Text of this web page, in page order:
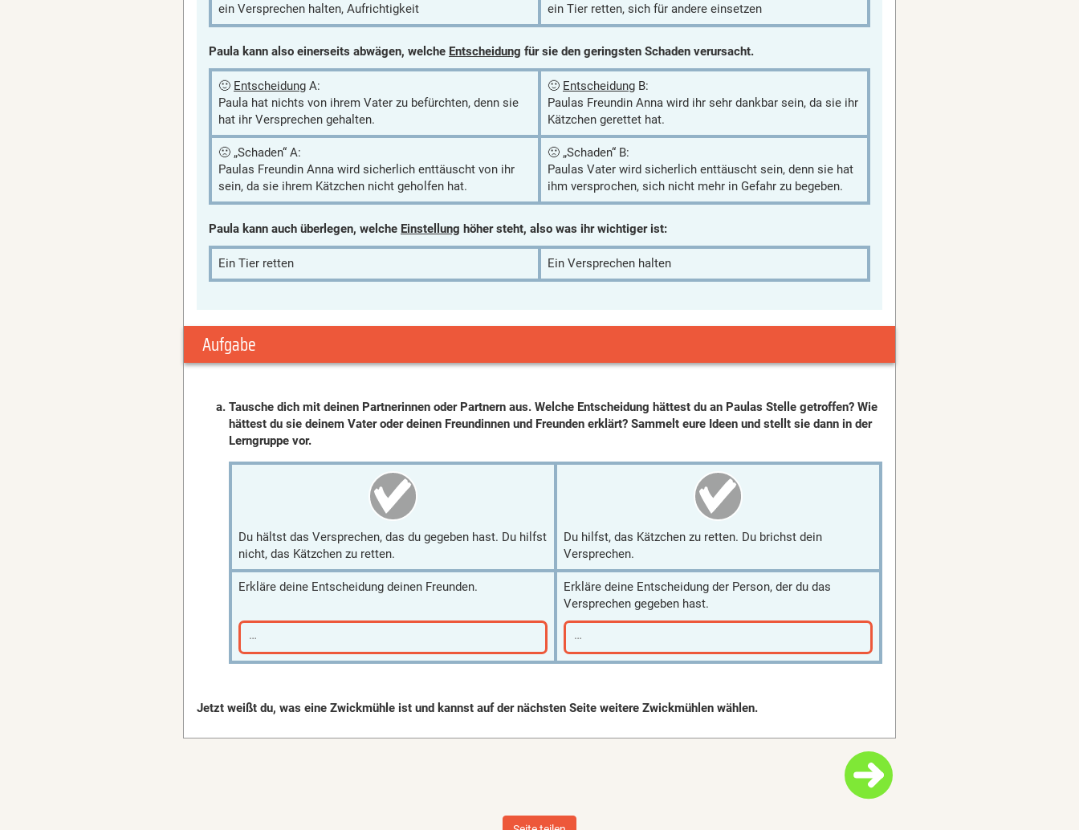
ein Versprechen halten, Aufrichtigkeit
ein Tier retten, sich für andere einsetzen
Paula kann also einerseits abwägen, welche Entscheidung für sie den geringsten Schaden verursacht.
🙂 Entscheidung A:
Paula hat nichts von ihrem Vater zu befürchten, denn sie
hat ihr Versprechen gehalten.
🙂 Entscheidung B:
Paulas Freundin Anna wird ihr sehr dankbar sein, da sie ihr
Kätzchen gerettet hat.
🙁 „Schaden“ A:
Paulas Freundin Anna wird sicherlich enttäuscht von ihr
sein, da sie ihrem Kätzchen nicht geholfen hat.
🙁 „Schaden“ B:
Paulas Vater wird sicherlich enttäuscht sein, denn sie hat
ihm versprochen, sich nicht mehr in Gefahr zu begeben.
Paula kann auch überlegen, welche Einstellung höher steht, also was ihr wichtiger ist:
Ein Tier retten Ein Versprechen halten
Aufgabe
Tausche dich mit deinen Partnerinnen oder Partnern aus. Welche Entscheidung hättest du an Paulas Stelle getroffen? Wie
hättest du sie deinem Vater oder deinen Freundinnen und Freunden erklärt? Sammelt eure Ideen und stellt sie dann in der
Lerngruppe vor.
Du hältst das Versprechen, das du gegeben hast. Du hilfst
nicht, das Kätzchen zu retten.
Du hilfst, das Kätzchen zu retten. Du brichst dein
Versprechen.
Erkläre deine Entscheidung deinen Freunden.
…
Erkläre deine Entscheidung der Person, der du das
Versprechen gegeben hast.
…
Jetzt weißt du, was eine Zwickmühle ist und kannst auf der nächsten Seite weitere Zwickmühlen wählen.